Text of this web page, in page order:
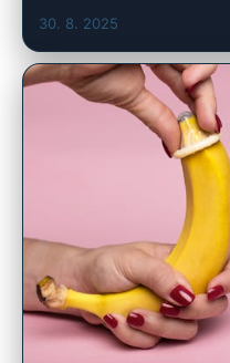
30. 8. 2025